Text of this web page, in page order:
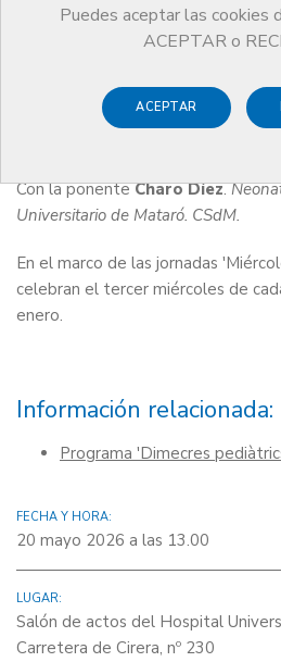
Puedes aceptar las cookies
ACEPTAR o
ACEPTAR
Miércoles
'Seguimiento
del niño
Con la ponenteCharo Díez.
Universitario de Mataró. CSdM.
En el marco de las jornadas
celebran el tercer miércoles de
enero.
Información relacionada:
Programa 'Dimecres
FECHA Y HORA:
20 mayo 2026 a las 13.00
LUGAR:
Salón de actos del Hospital
Carretera de Cirera, nº 230